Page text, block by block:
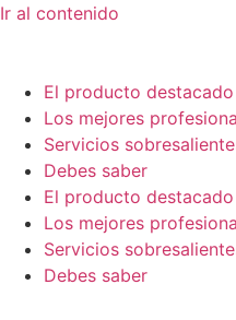
Ir al contenido
El producto destacado
Los mejores
Servicios
Debes saber
El producto destacado
Los mejores
Servicios
Debes saber